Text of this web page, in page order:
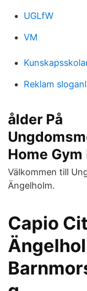
UGLfW
VM
Reklam
ålder På
Home Gym
Välkommen till
Ängelholm.
Capio